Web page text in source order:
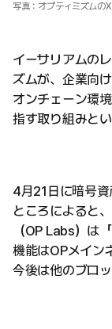
写真：オプティミズムのX
イーサリアムの
ズムが、企業向
オンチェーン環
指す取り組みとい
4月21日に暗号
ところによると
（OP Labs）は
機能はOPメイン
今後は他のブロ